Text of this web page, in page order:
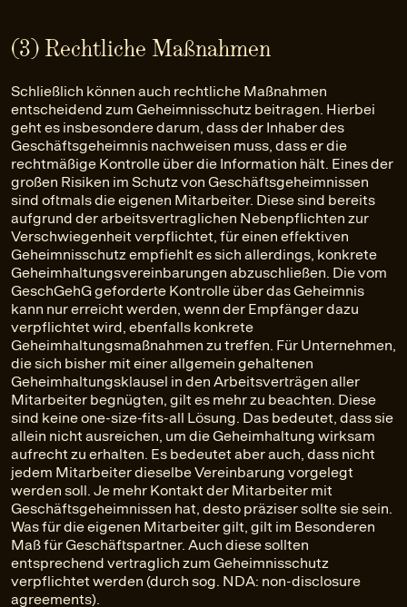
(3) Rechtliche Maßnahmen
Schließlich können auch rechtliche Maßnahmen
entscheidend zum Geheimnisschutz beitragen. Hierbei
geht es insbesondere darum, dass der Inhaber des
Geschäftsgeheimnis nachweisen muss, dass er die
rechtmäßige Kontrolle über die Information hält. Eines der
großen Risiken im Schutz von Geschäftsgeheimnissen
sind oftmals die eigenen Mitarbeiter. Diese sind bereits
aufgrund der arbeitsvertraglichen Nebenpflichten zur
Verschwiegenheit verpflichtet, für einen effektiven
Geheimnisschutz empfiehlt es sich allerdings, konkrete
Geheimhaltungsvereinbarungen abzuschließen. Die vom
GeschGehG geforderte Kontrolle über das Geheimnis
kann nur erreicht werden, wenn der Empfänger dazu
verpflichtet wird, ebenfalls konkrete
Geheimhaltungsmaßnahmen zu treffen. Für Unternehmen,
die sich bisher mit einer allgemein gehaltenen
Geheimhaltungsklausel in den Arbeitsverträgen aller
Mitarbeiter begnügten, gilt es mehr zu beachten. Diese
sind keine one-size-fits-all Lösung. Das bedeutet, dass sie
allein nicht ausreichen, um die Geheimhaltung wirksam
aufrecht zu erhalten. Es bedeutet aber auch, dass nicht
jedem Mitarbeiter dieselbe Vereinbarung vorgelegt
werden soll. Je mehr Kontakt der Mitarbeiter mit
Geschäftsgeheimnissen hat, desto präziser sollte sie sein.
Was für die eigenen Mitarbeiter gilt, gilt im Besonderen
Maß für Geschäftspartner. Auch diese sollten
entsprechend vertraglich zum Geheimnisschutz
verpflichtet werden (durch sog. NDA: non-disclosure
agreements).